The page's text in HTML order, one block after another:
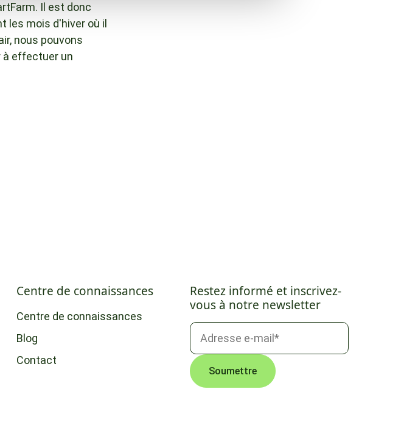
Il est donc
les mois d'hiver où il
nous pouvons
à effectuer un
Centre de connaissances
Centre de connaissances
Blog
Contact
Restez informé et inscrivez-
vous à notre newsletter